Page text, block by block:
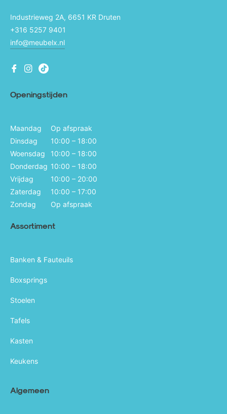
Industrieweg 2A, 6651 KR Druten
+316 5257 9401
info@meubelx.nl
Fb Ins Ins
Openingstijden
Maandag
Op afspraak
Dinsdag
10:00 – 18:00
Woensdag
10:00 – 18:00
Donderdag 10:00 – 18:00
Vrijdag
10:00 – 20:00
Zaterdag
10:00 – 17:00
Zondag
Op afspraak
Assortiment
Banken & Fauteuils
Boxsprings
Stoelen
Tafels
Kasten
Keukens
Algemeen